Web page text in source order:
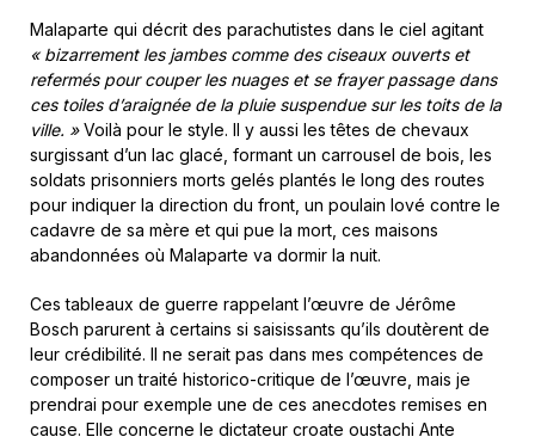
Malaparte qui décrit des parachutistes dans le ciel agitant
« bizarrement les jambes comme des ciseaux ouverts et
refermés pour couper les nuages et se frayer passage dans
ces toiles d’araignée de la pluie suspendue sur les toits de la
ville. »Voilà pour le style. Il y aussi les têtes de chevaux
surgissant d’un lac glacé, formant un carrousel de bois, les
soldats prisonniers morts gelés plantés le long des routes
pour indiquer la direction du front, un poulain lové contre le
cadavre de sa mère et qui pue la mort, ces maisons
abandonnées où Malaparte va dormir la nuit.
Ces tableaux de guerre rappelant l’œuvre de Jérôme
Bosch parurent à certains si saisissants qu’ils doutèrent de
leur crédibilité. Il ne serait pas dans mes compétences de
composer un traité historico-critique de l’œuvre, mais je
prendrai pour exemple une de ces anecdotes remises en
cause. Elle concerne le dictateur croate oustachi Ante